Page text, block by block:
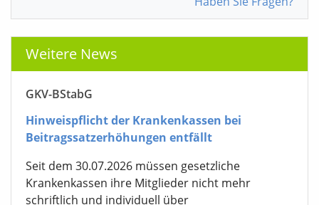
Weitere News
GKV-BStabG
Hinweispflicht der Krankenkassen bei
Beitragssatzerhöhungen entfällt
Seit dem 30.07.2026 müssen gesetzliche
Krankenkassen ihre Mitglieder nicht mehr
schriftlich und individuell über